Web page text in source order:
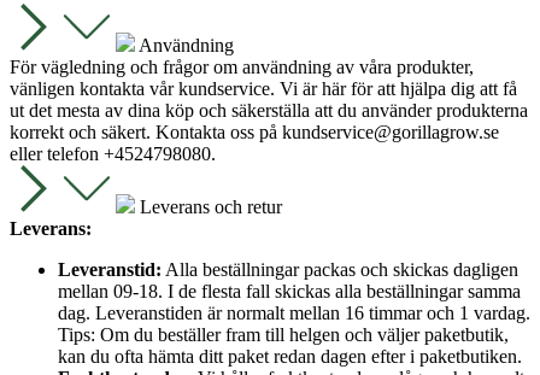
Användning
För vägledning och frågor om användning av våra produkter,
vänligen kontakta vår kundservice. Vi är här för att hjälpa dig att få
ut det mesta av dina köp och säkerställa att du använder produkterna
korrekt och säkert. Kontakta oss på kundservice@gorillagrow.se
eller telefon +4524798080.
Leverans och retur
Leverans:
Leveranstid: Alla beställningar packas och skickas dagligen
mellan 09-18. I de flesta fall skickas alla beställningar samma
dag. Leveranstiden är normalt mellan 16 timmar och 1 vardag.
Tips: Om du beställer fram till helgen och väljer paketbutik,
kan du ofta hämta ditt paket redan dagen efter i paketbutiken.